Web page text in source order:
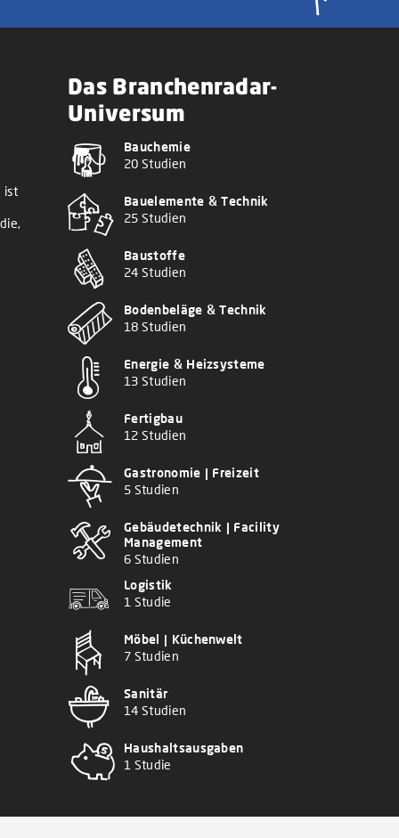
ist
Das Branchenradar-
Universum
Bauchemie
20 Studien
Bauelemente & Technik
25 Studien
Baustoffe
24 Studien
Bodenbeläge & Technik
18 Studien
Energie & Heizsysteme
13 Studien
Fertigbau
12 Studien
Gastronomie | Freizeit
5 Studien
Gebäudetechnik | Facility
Management
6 Studien
Logistik
1 Studie
Möbel | Küchenwelt
7 Studien
Sanitär
14 Studien
Haushaltsausgaben
1 Studie